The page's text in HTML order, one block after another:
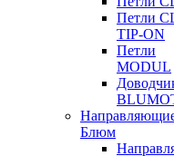
Петли
TIP-ON
Петли
MODUL
Блюм